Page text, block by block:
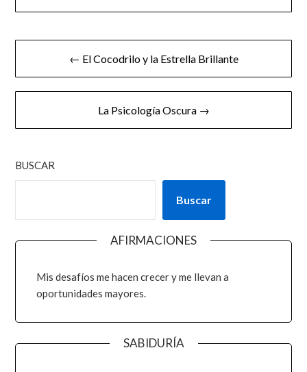
← El Cocodrilo y la Estrella Brillante
La Psicología Oscura →
BUSCAR
Buscar
AFIRMACIONES
Mis desafíos me hacen crecer y me llevan a
oportunidades mayores.
SABIDURÍA